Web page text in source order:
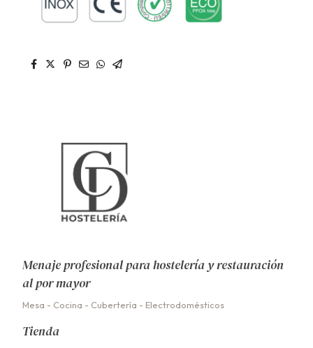
Menaje profesional para hostelería y restauración
al por mayor
Mesa - Cocina - Cubertería - Electrodomésticos
Tienda